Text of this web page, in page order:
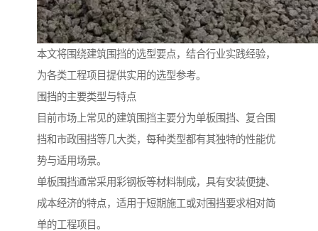
本文将围绕建筑围挡的选型要点，结合行业实践经验，
为各类工程项目提供实用的选型参考。
围挡的主要类型与特点
目前市场上常见的建筑围挡主要分为单板围挡、复合围
挡和市政围挡等几大类，每种类型都有其独特的性能优
势与适用场景。
单板围挡通常采用彩钢板等材料制成，具有安装便捷、
成本经济的特点，适用于短期施工或对围挡要求相对简
单的工程项目。